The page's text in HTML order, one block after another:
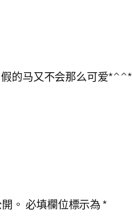
的马又不会那么可爱*^^*
。 必填欄位標示為*